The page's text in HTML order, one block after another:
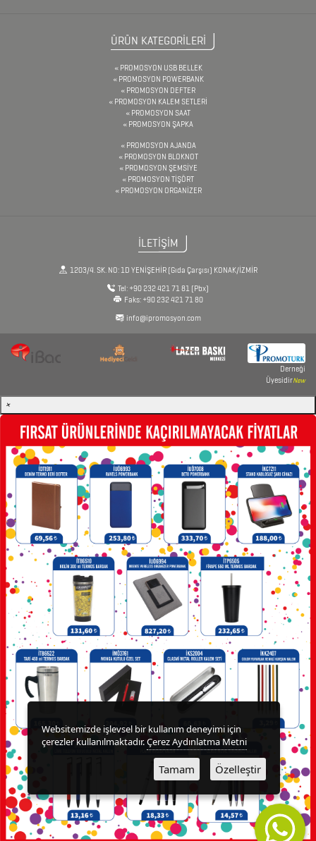
ÜRÜN KATEGORİLERİ
PROMOSYON USB BELLEK
PROMOSYON POWERBANK
PROMOSYON DEFTER
PROMOSYON KALEM SETLERİ
PROMOSYON SAAT
PROMOSYON ŞAPKA
PROMOSYON AJANDA
PROMOSYON BLOKNOT
PROMOSYON ŞEMSİYE
PROMOSYON TİŞÖRT
PROMOSYON ORGANİZER
İLETİŞİM
1203/4. SK. NO: 1D YENİŞEHİR (Gıda Çarşısı) KONAK/İZMİR
Tel: +90 232 421 71 81 (Pbx)
Faks: +90 232 421 71 80
info@ipromosyon.com
Derneği
ÜyesidirNew
×
Websitemizde işlevsel bir kullanım deneyimi için
çerezler kullanılmaktadır.Çerez Aydınlatma Metni
Tamam Özelleştir